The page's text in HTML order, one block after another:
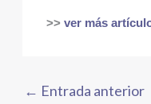
>>ver más
← Entrada anterior